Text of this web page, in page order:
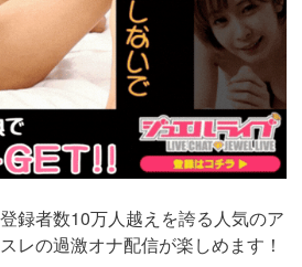
録者数10万人越えを誇る人気のア
レの過激オナ配信が楽しめます！